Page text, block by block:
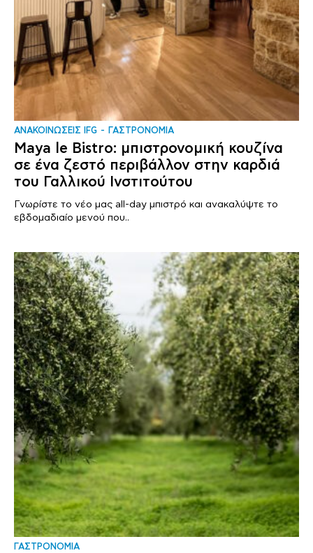
ΑΝΑΚΟΙΝΩΣΕΙΣ IFG ΓΑΣΤΡΟΝΟΜΙΑ
Maya le Bistro: μπιστρονομική κουζίνα
σε ένα ζεστό περιβάλλον στην καρδιά
του Γαλλικού Ινστιτούτου
Γνωρίστε το νέο μας all-day μπιστρό και ανακαλύψτε το
εβδομαδιαίο μενού που..
ΓΑΣΤΡΟΝΟΜΙΑ